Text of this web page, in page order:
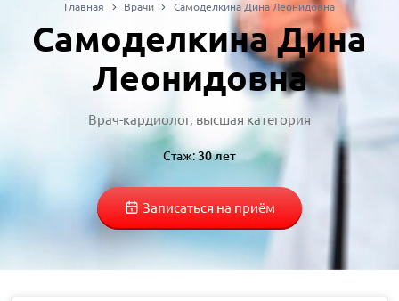
Главная Врачи Самоделкина Дина Леонидовна
Самоделкина Дина
Леонидовна
Врач-кардиолог, высшая категория
Стаж:30 лет
Записаться на приём